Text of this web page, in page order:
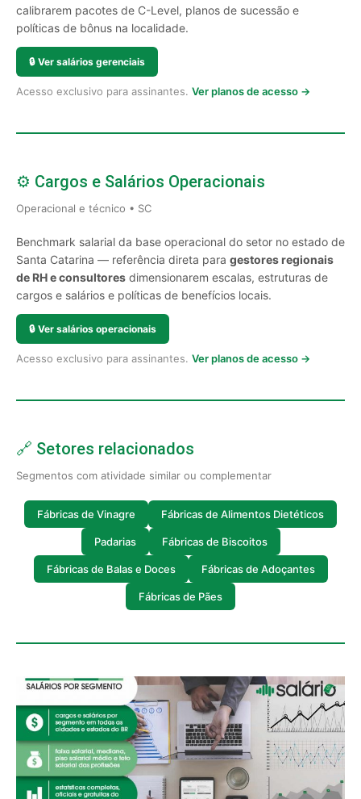
calibrarem pacotes de C-Level, planos de sucessão e
políticas de bônus na localidade.
🔒 Ver salários gerenciais
Acesso exclusivo para assinantes. Ver planos de acesso →
⚙️ Cargos e Salários Operacionais
Operacional e técnico • SC
Benchmark salarial da base operacional do setor no estado de
Santa Catarina — referência direta para gestores regionais
de RH e consultores dimensionarem escalas, estruturas de
cargos e salários e políticas de benefícios locais.
🔒 Ver salários operacionais
Acesso exclusivo para assinantes. Ver planos de acesso →
🔗 Setores relacionados
Segmentos com atividade similar ou complementar
Fábricas de Vinagre Fábricas de Alimentos Dietéticos
Padarias Fábricas de Biscoitos
Fábricas de Balas e Doces Fábricas de Adoçantes
Fábricas de Pães